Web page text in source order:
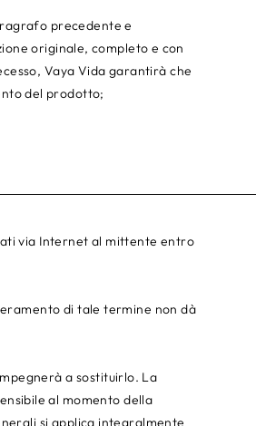
precedente e
originale, completo e con
Vaya Vida garantirà che
del prodotto;
via Internet al mittente entro
di tale termine non dà
a sostituirlo. La
al momento della
si applica integralmente